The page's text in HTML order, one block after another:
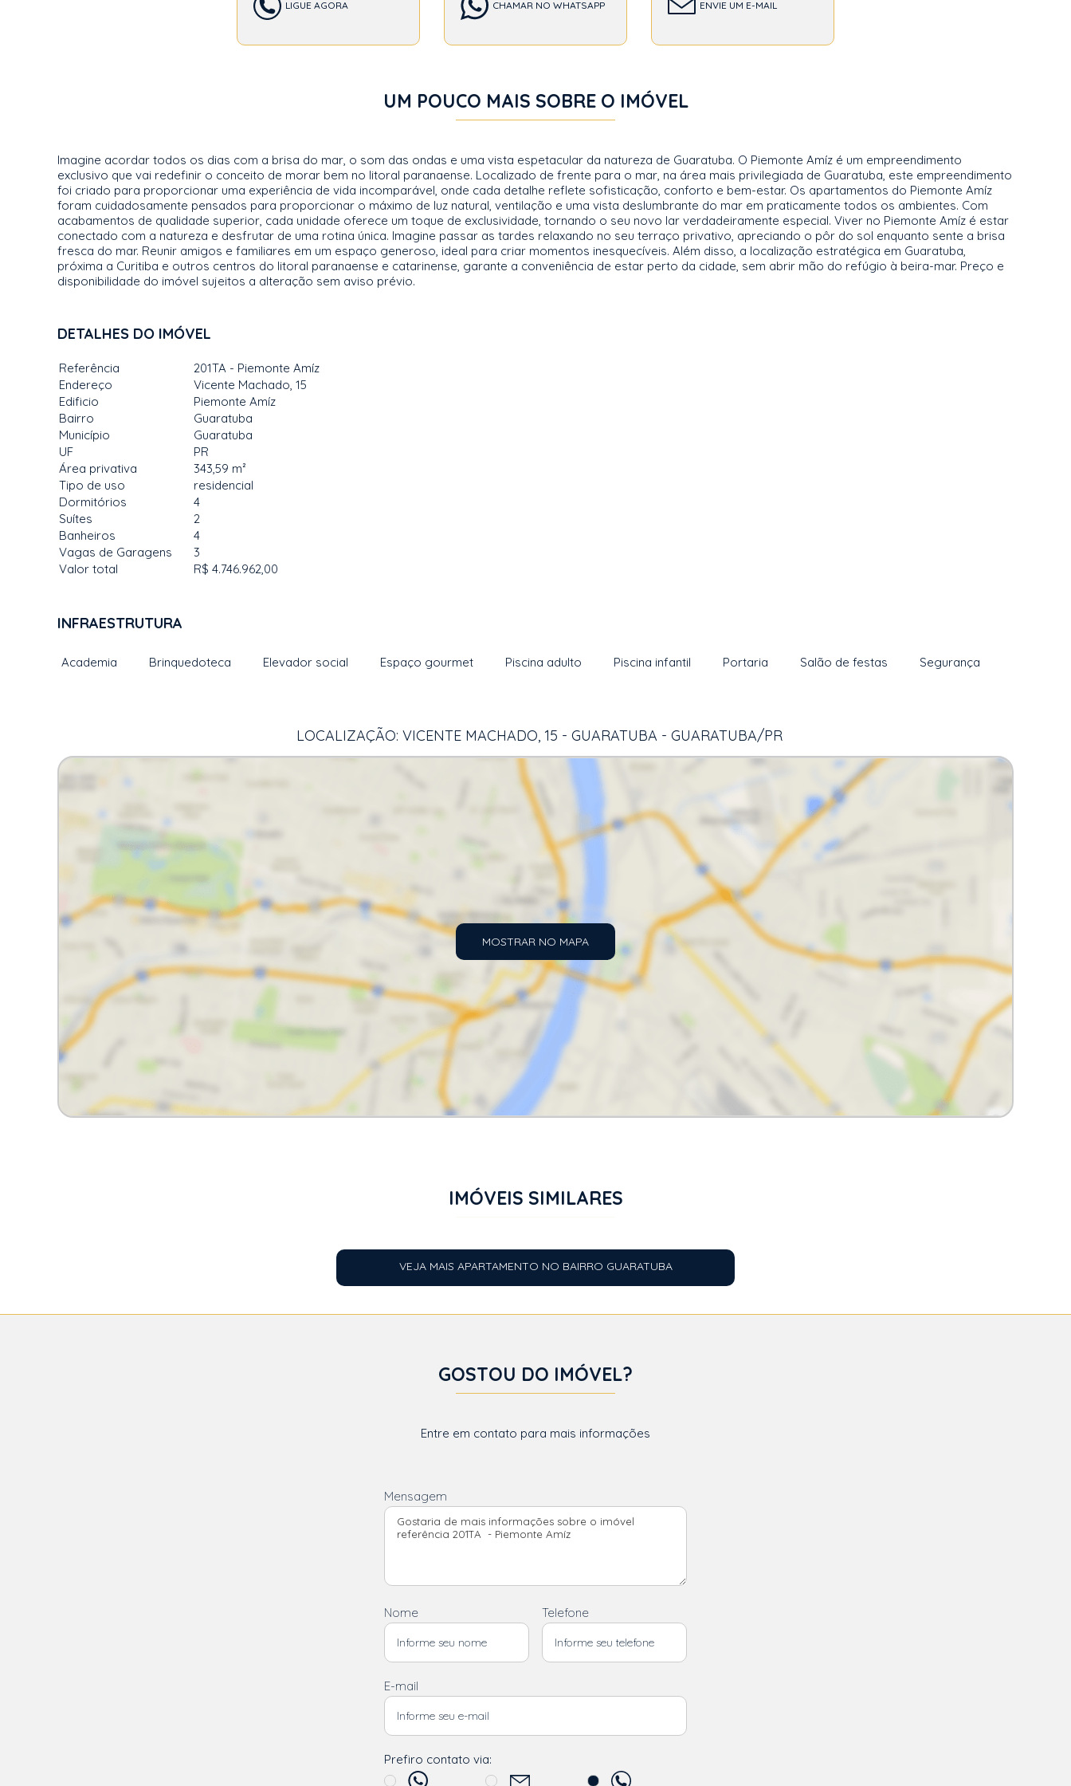
LIGUE AGORA CHAMAR NO WHATSAPP ENVIE UM E-MAIL
UM POUCO MAIS SOBRE O IMÓVEL
Imagine acordar todos os dias com a brisa do mar, o som das ondas e uma vista espetacular da natureza de Guaratuba. O Piemonte Amíz é um empreendimento
exclusivo que vai redefinir o conceito de morar bem no litoral paranaense. Localizado de frente para o mar, na área mais privilegiada de Guaratuba, este empreendimento
foi criado para proporcionar uma experiência de vida incomparável, onde cada detalhe reflete sofisticação, conforto e bem-estar. Os apartamentos do Piemonte Amíz
foram cuidadosamente pensados para proporcionar o máximo de luz natural, ventilação e uma vista deslumbrante do mar em praticamente todos os ambientes. Com
acabamentos de qualidade superior, cada unidade oferece um toque de exclusividade, tornando o seu novo lar verdadeiramente especial. Viver no Piemonte Amíz é estar
conectado com a natureza e desfrutar de uma rotina única. Imagine passar as tardes relaxando no seu terraço privativo, apreciando o pôr do sol enquanto sente a brisa
fresca do mar. Reunir amigos e familiares em um espaço generoso, ideal para criar momentos inesquecíveis. Além disso, a localização estratégica em Guaratuba,
próxima a Curitiba e outros centros do litoral paranaense e catarinense, garante a conveniência de estar perto da cidade, sem abrir mão do refúgio à beira-mar. Preço e
disponibilidade do imóvel sujeitos a alteração sem aviso prévio.
DETALHES DO IMÓVEL
Referência
201TA - Piemonte Amíz
Endereço
Vicente Machado, 15
Edificio
Piemonte Amíz
Bairro
Guaratuba
Município
Guaratuba
UF
PR
Área privativa
343,59 m²
Tipo de uso
residencial
Dormitórios
4
Suítes
2
Banheiros
4
Vagas de Garagens
3
Valor total
R$ 4.746.962,00
INFRAESTRUTURA
Academia Brinquedoteca Elevador social Espaço gourmet Piscina adulto Piscina infantil Portaria Salão de festas Segurança
LOCALIZAÇÃO: VICENTE MACHADO, 15 - GUARATUBA - GUARATUBA/PR
MOSTRAR NO MAPA
IMÓVEIS SIMILARES
VEJA MAIS APARTAMENTO NO BAIRRO GUARATUBA
GOSTOU DO IMÓVEL?
Entre em contato para mais informações
Mensagem
Nome Telefone
E-mail
Prefiro contato via: